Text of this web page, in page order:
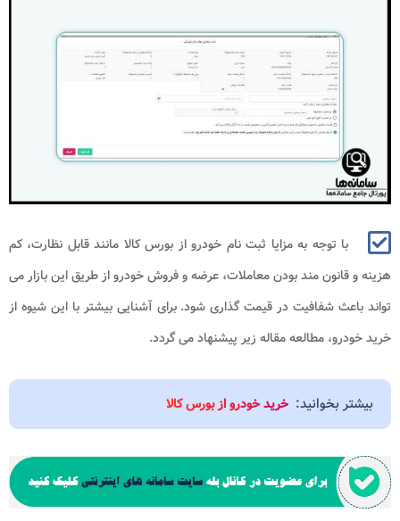
با توجه به مزایا ثبت نام خودرو از بورس کالا مانند قابل نظارت، کم
هزینه و قانون مند بودن معاملات، عرضه و فروش خودرو از طریق این بازار می
تواند باعث شفافیت در قیمت گذاری شود. برای آشنایی بیشتر با این شیوه از
خرید خودرو، مطالعه مقاله زیر پیشنهاد می گردد.
بیشتر بخوانید: خرید خودرو از بورس کالا